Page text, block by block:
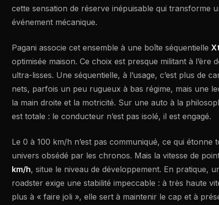
cette sensation de réserve inépuisable qui transforme
événement mécanique.
Pagani associe cet ensemble à une boîte séquentielle
optimisée maison. Ce choix est presque militant à l’ère
ultra-lisses. Une séquentielle, à l’usage, c’est plus de
nets, parfois un peu rugueux à bas régime, mais une
la main droite et la motricité. Sur une auto à la
est totale : le conducteur n’est pas isolé, il est engagé.
Le 0 à 100 km/h n’est pas communiqué, ce qui étonne
univers obsédé par les chronos. Mais la vitesse de
km/h, situe le niveau de développement. En pratique,
roadster exige une stabilité impeccable : à très haute
plus à « faire joli », elle sert à maintenir le cap et à